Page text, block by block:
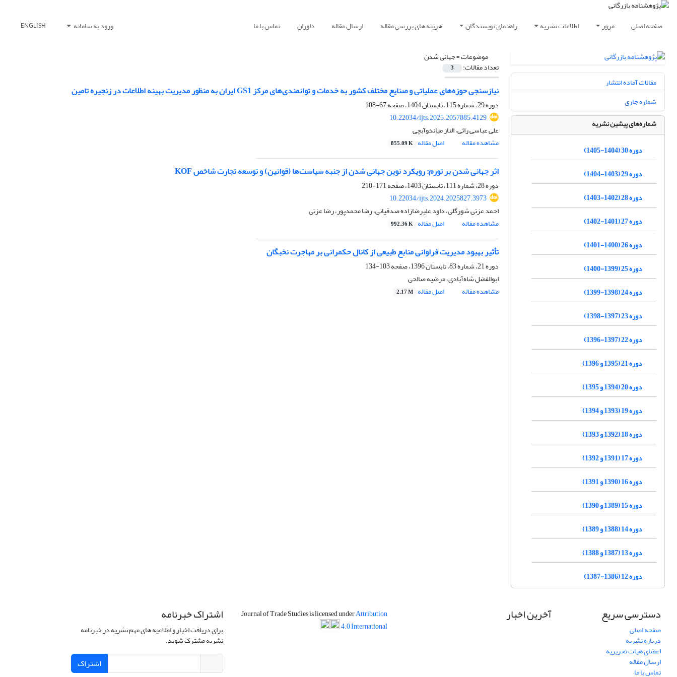
صفحه اصلی مرور اطلاعات نشریه راهنمای نویسندگان هزینه های بررسی مقاله ارسال مقاله داوران تماس با ما ورود به سامانه ENGLISH
موضوعات =جهانی شدن
تعداد مقالات: 3
نیازسنجی حوزه‌های عملیاتی و صنایع مختلف کشور به خدمات و توانمندی‌های مرکز GS1 ایران به منظور مدیریت بهینه اطلاعات در زنجیره تامین
دوره 29، شماره 115، تابستان 1404، صفحه
67-108
10.22034/ijts.2025.2057885.4129
علی عباسی رائی، الناز میاندوآبچی
مشاهده مقاله
اصل مقاله 855.09 K
اثر جهانی شدن بر تورم: رویکرد نوین جهانی شدن از جنبه سیاست‌ها (قوانین) و توسعه تجارت شاخص KOF
دوره 28، شماره 111، تابستان 1403، صفحه
171-210
10.22034/ijts.2024.2025827.3973
احمد عزتی شورگلی، داود علیرضازاده صدقیانی، رضا محمدپور، رضا عزتی
مشاهده مقاله
اصل مقاله 992.36 K
تأثیر بهبود مدیریت فراوانی منابع طبیعی از کانال حکمرانی بر مهاجرت نخبگان
دوره 21، شماره 83، تابستان 1396، صفحه
103-134
ابوالفضل شاه‌آبادی، مرضیه صالحی
مشاهده مقاله
اصل مقاله 2.17 M
مقالات آماده انتشار
شماره جاری
شماره‌های پیشین نشریه
دوره 30 (1404-1405)
دوره 29 (1403-1404)
دوره 28 (1402-1403)
دوره 27 (1401-1402)
دوره 26 (1400-1401)
دوره 25 (1399-1400)
دوره 24 (1398-1399)
دوره 23 (1397-1398)
دوره 22 (1397-1396)
دوره 21 (1395 و 1396)
دوره 20 (1394 و 1395)
دوره 19 (1393 و 1394)
دوره 18 (1392 و 1393)
دوره 17 (1391 و 1392)
دوره 16 (1390 و 1391)
دوره 15 (1389 و 1390)
دوره 14 (1388 و 1389)
دوره 13 (1387 و 1388)
دوره 12 (1386-1387)
دسترسی سریع
صفحه اصلی
درباره نشریه
اعضای هیات تحریریه
ارسال مقاله
تماس با ما
آخرین اخبار Journal of Trade Studies is licensed underAttribution
4.0 International
اشتراک خبرنامه
برای دریافت اخبار و اطلاعیه های مهم نشریه در خبرنامه
نشریه مشترک شوید.
اشتراک